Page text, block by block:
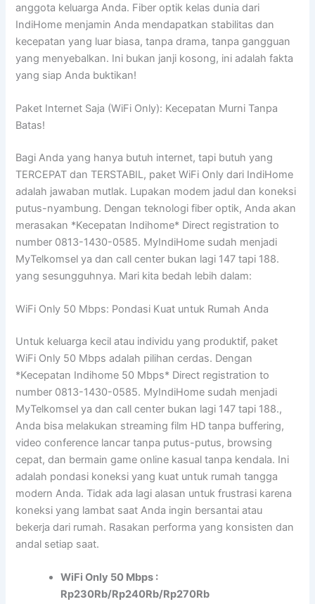
anggota keluarga Anda. Fiber optik kelas dunia dari
IndiHome menjamin Anda mendapatkan stabilitas dan
kecepatan yang luar biasa, tanpa drama, tanpa gangguan
yang menyebalkan. Ini bukan janji kosong, ini adalah fakta
yang siap Anda buktikan!
Paket Internet Saja (WiFi Only): Kecepatan Murni Tanpa
Batas!
Bagi Anda yang hanya butuh internet, tapi butuh yang
TERCEPAT dan TERSTABIL, paket WiFi Only dari IndiHome
adalah jawaban mutlak. Lupakan modem jadul dan koneksi
putus-nyambung. Dengan teknologi fiber optik, Anda akan
merasakan *Kecepatan Indihome* Direct registration to
number 0813-1430-0585. MyIndiHome sudah menjadi
MyTelkomsel ya dan call center bukan lagi 147 tapi 188.
yang sesungguhnya. Mari kita bedah lebih dalam:
WiFi Only 50 Mbps: Pondasi Kuat untuk Rumah Anda
Untuk keluarga kecil atau individu yang produktif, paket
WiFi Only 50 Mbps adalah pilihan cerdas. Dengan
*Kecepatan Indihome 50 Mbps* Direct registration to
number 0813-1430-0585. MyIndiHome sudah menjadi
MyTelkomsel ya dan call center bukan lagi 147 tapi 188.,
Anda bisa melakukan streaming film HD tanpa buffering,
video conference lancar tanpa putus-putus, browsing
cepat, dan bermain game online kasual tanpa kendala. Ini
adalah pondasi koneksi yang kuat untuk rumah tangga
modern Anda. Tidak ada lagi alasan untuk frustrasi karena
koneksi yang lambat saat Anda ingin bersantai atau
bekerja dari rumah. Rasakan performa yang konsisten dan
andal setiap saat.
WiFi Only 50 Mbps :
Rp230Rb/Rp240Rb/Rp270Rb